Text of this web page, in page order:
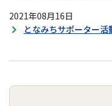
2021年08月16日
となみちサポーター活